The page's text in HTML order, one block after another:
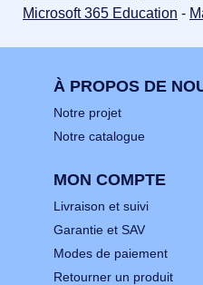
Microsoft 365 Education -
À PROPOS DE
Notre projet
Notre catalogue
MON COMPTE
Livraison et suivi
Garantie et SAV
Modes de paiement
Retourner un produit